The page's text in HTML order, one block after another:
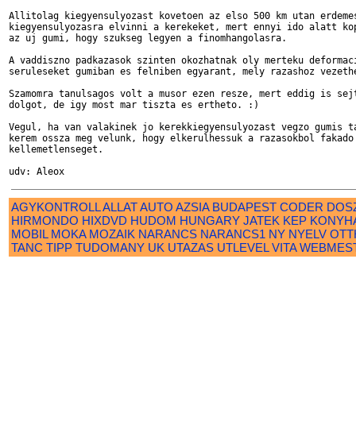
Allitolag kiegyensulyozast kovetoen az elso 500 km utan
kiegyensulyozasra elvinni a kerekeket, mert ennyi ido alatt
az uj gumi, hogy szukseg legyen a finomhangolasra.
A vaddiszno padkazasok szinten okozhatnak oly merteku
seruleseket gumiban es felniben egyarant, mely razashoz
Szamomra tanulsagos volt a musor ezen resze, mert eddig is
dolgot, de igy most mar tiszta es ertheto. :)
Vegul, ha van valakinek jo kerekkiegyensulyozast vegzo gumis
kerem ossza meg velunk, hogy elkerulhessuk a razasokbol
kellemetlenseget.
AGYKONTROLLALLATAUTO AZSIA BUDAPEST CODER
HIRMONDO HIXDVD HUDOM HUNGARY JATEK KEP
MOBIL MOKA MOZAIK NARANCS NARANCS1 NY NYELV
TANC TIPP TUDOMANY UK UTAZAS UTLEVEL VITA